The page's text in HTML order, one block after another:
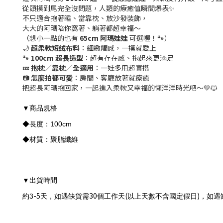
從頭摸到尾完全沒問題，人類的療癒值瞬間爆表✨
不只適合抱著睡、當靠枕、放沙發裝飾，
大大的阿瑪陪你窩著、躺著都超幸福～
（想小一點的也有 65cm 阿瑪娃娃可選喔！🐾）
🌙超柔軟短絨布料 ：細緻觸感，一摸就愛上
🐾 100cm 超長造型 ：超有存在感、抱起來更滿足
💤抱枕／靠枕／全適用 ：一娃多用超實搭
📷怎麼拍都可愛 ：房間、客廳放著就療癒
把超長阿瑪抱回家，一起進入柔軟又幸福的懶洋洋時光吧～💛🐱
▼ 商品規格
◆長度：100cm
◆材質：聚脂纖維
▼ 出貨時間
約3-5天，如遇缺貨需30個工作天(以上天數不含國定假日) ，如